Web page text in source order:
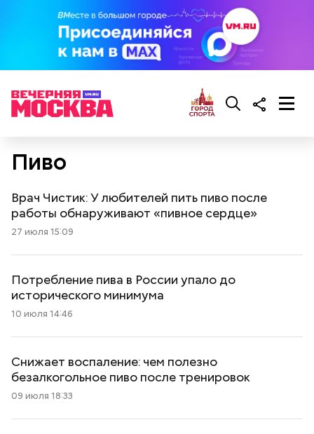
Пиво
Врач Чистик: У любителей пить пиво после
работы обнаруживают «пивное сердце»
27 июля 15:09
Потребление пива в России упало до
исторического минимума
10 июля 14:46
Снижает воспаление: чем полезно
безалкогольное пиво после тренировок
09 июля 18:33